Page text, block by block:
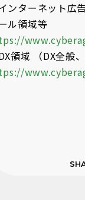
ンターネット広
ル領域等
領域 （DX全般